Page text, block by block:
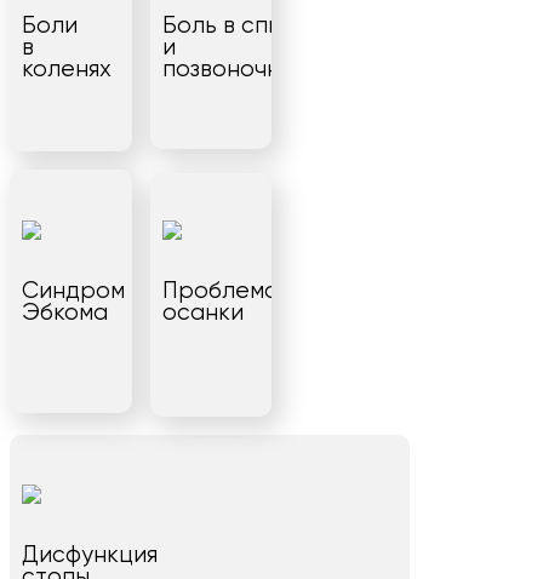
Боли
в
коленях
Боль в спине
и
позвоночнике
Синдром
Эбкома
Проблема
осанки
Дисфункция